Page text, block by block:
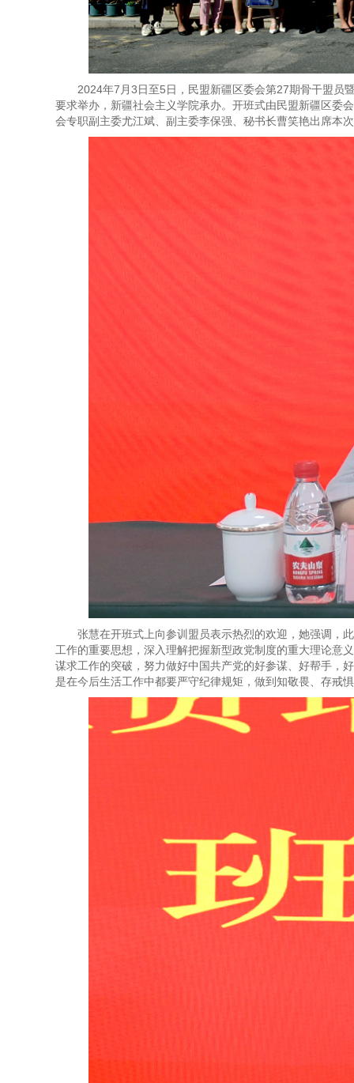
2024年7月3日至5日，民盟新疆区委会第27期骨干盟员
要求举办，新疆社会主义学院承办。开班式由民盟新疆区委
会专职副主委尤江斌、副主委李保强、秘书长曹笑艳出席本
张慧在开班式上向参训盟员表示热烈的欢迎，她强调，
工作的重要思想，深入理解把握新型政党制度的重大理论意
谋求工作的突破，努力做好中国共产党的好参谋、好帮手，
是在今后生活工作中都要严守纪律规矩，做到知敬畏、存戒